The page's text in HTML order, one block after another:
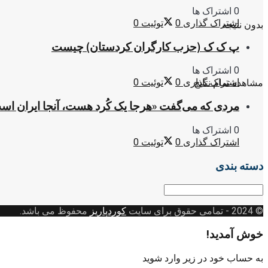
بدون نتیجه
مشاهده تمام نتایج
0 اشتراک ها
اشتراک گذاری 0 توئیت 0
پ ک ک (حزب کارگران کردستان) چیست
0 اشتراک ها
اشتراک گذاری 0 توئیت 0
مردی که می‌گفت «هرجا یک کُرد هست، آنجا ایران
0 اشتراک ها
اشتراک گذاری 0 توئیت 0
دسته بندی
© 2024
- تمامی حقوق برای سایت کوردپاریز محفوظ می باشد.
خوش آمدید!
به حساب خود در زیر وارد شوید